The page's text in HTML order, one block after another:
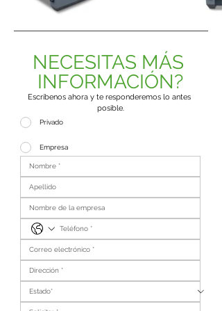
NECESITAS MÁS
INFORMACIÓN?
Escríbenos ahora y te responderemos lo antes
posible.
Privado
Empresa